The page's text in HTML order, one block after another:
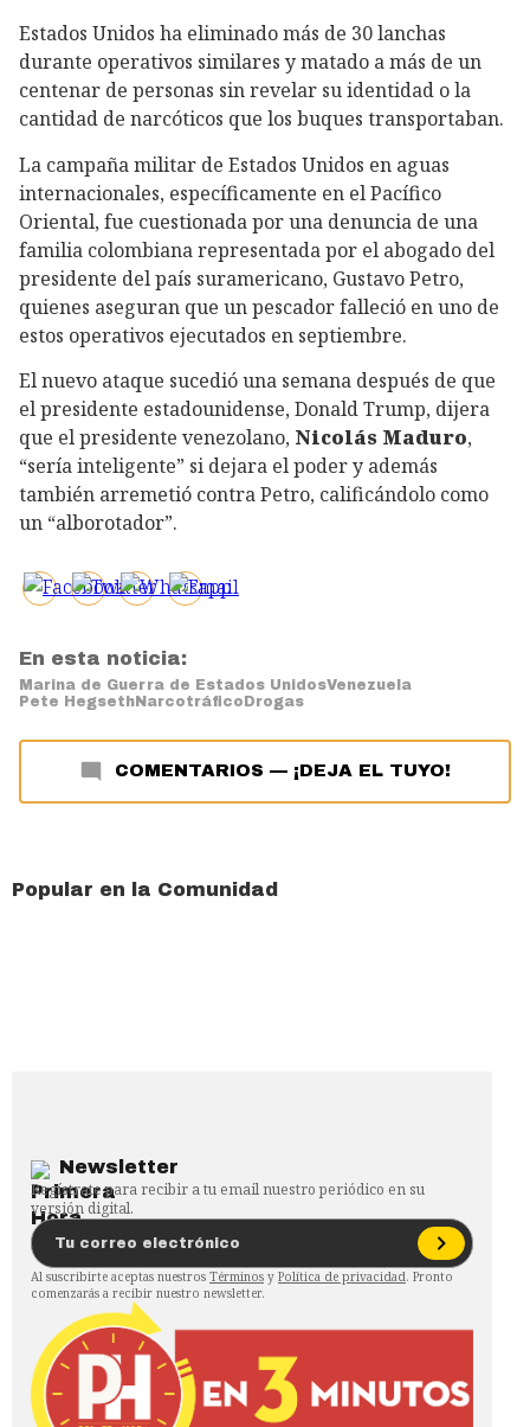
Estados Unidos ha eliminado más de 30 lanchas
durante operativos similares y matado a más de un
centenar de personas sin revelar su identidad o la
cantidad de narcóticos que los buques transportaban.
La campaña militar de Estados Unidos en aguas
internacionales, específicamente en el Pacífico
Oriental, fue cuestionada por una denuncia de una
familia colombiana representada por el abogado del
presidente del país suramericano, Gustavo Petro,
quienes aseguran que un pescador falleció en uno de
estos operativos ejecutados en septiembre.
El nuevo ataque sucedió una semana después de que
el presidente estadounidense, Donald Trump, dijera
que el presidente venezolano, Nicolás Maduro,
“sería inteligente” si dejara el poder y además
también arremetió contra Petro, calificándolo como
un “alborotador”.
En esta noticia:
Marina de Guerra de Estados UnidosVenezuela
Pete Hegseth Narcotráfico Drogas
COMENTARIOS — ¡DEJA EL TUYO!
Popular en la Comunidad
Newsletter
Regístrate para recibir a tu email nuestro periódico en su
versión digital.
Al suscribirte aceptas nuestros Términos y Política de privacidad. Pronto
comenzarás a recibir nuestro newsletter.